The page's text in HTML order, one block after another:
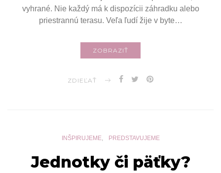
vyhrané. Nie každý má k dispozícii záhradku alebo
priestrannú terasu. Veľa ľudí žije v byte…
ZOBRAZIŤ
ZDIEĽAŤ
INŠPIRUJEME PREDSTAVUJEME
Jednotky či päťky?